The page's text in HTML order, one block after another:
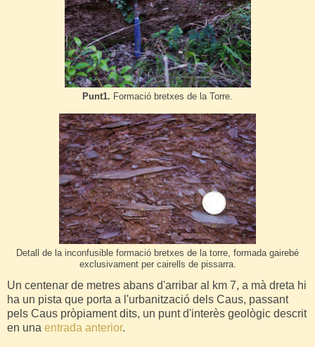
Punt1. Formació bretxes de la Torre.
Detall de la inconfusible formació bretxes de la torre, formada gairebé
exclusivament per cairells de pissarra.
Un centenar de metres abans d'arribar al km 7, a mà dreta hi
ha un pista que porta a l'urbanització dels Caus, passant
pels Caus pròpiament dits, un punt d'interès geològic descrit
en una entrada anterior.